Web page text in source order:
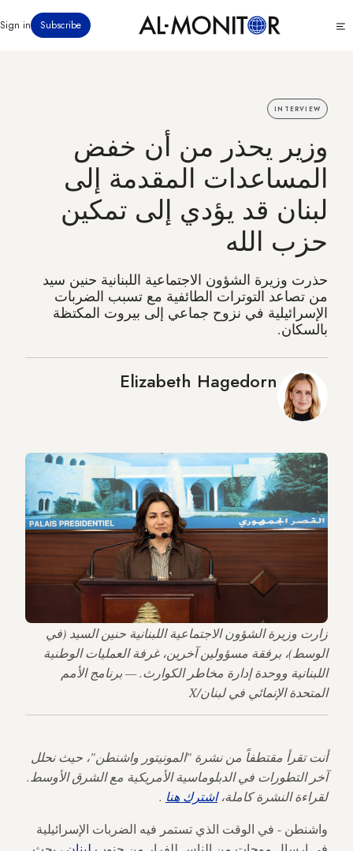
إلى
Subscribe
Sign in
INTERVIEW
وزير يحذر من أن خفض
المساعدات المقدمة إلى
لبنان قد يؤدي إلى تمكين
حزب الله
حذرت وزيرة الشؤون الاجتماعية اللبنانية حنين سيد
من تصاعد التوترات الطائفية مع تسبب الضربات
الإسرائيلية في نزوح جماعي إلى بيروت المكتظة
بالسكان.
Elizabeth Hagedorn
زارت وزيرة الشؤون الاجتماعية اللبنانية حنين السيد (في
الوسط)، برفقة مسؤولين آخرين، غرفة العمليات الوطنية
اللبنانية ووحدة إدارة مخاطر الكوارث. — برنامج الأمم
المتحدة الإنمائي في لبنان/X
أنت تقرأ مقتطفاً من نشرة "المونيتور واشنطن"، حيث نحلل
آخر التطورات في الدبلوماسية الأمريكية مع الشرق الأوسط.
لقراءة النشرة كاملة، اشترك هنا .
واشنطن - في الوقت الذي تستمر فيه الضربات الإسرائيلية